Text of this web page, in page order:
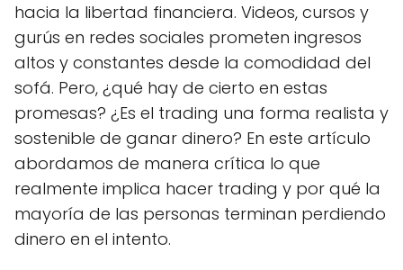
hacia la libertad financiera. Videos, cursos y
gurús en redes sociales prometen ingresos
altos y constantes desde la comodidad del
sofá. Pero, ¿qué hay de cierto en estas
promesas? ¿Es el trading una forma realista y
sostenible de ganar dinero? En este artículo
abordamos de manera crítica lo que
realmente implica hacer trading y por qué la
mayoría de las personas terminan perdiendo
dinero en el intento.